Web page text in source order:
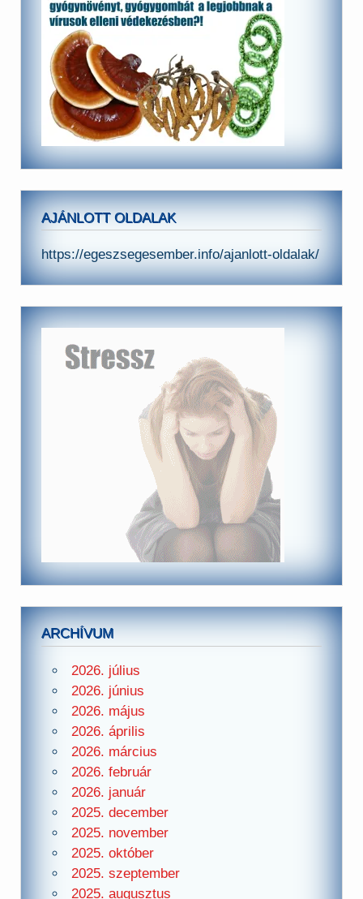
AJÁNLOTT OLDALAK
https://egeszsegesember.info/ajanlott-oldalak/
ARCHÍVUM
2026. július
2026. június
2026. május
2026. április
2026. március
2026. február
2026. január
2025. december
2025. november
2025. október
2025. szeptember
2025. augusztus